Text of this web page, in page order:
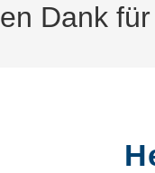
Dank